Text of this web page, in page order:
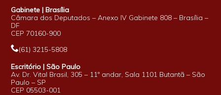
Gabinete | Brasília
Câmara dos Deputados – Anexo IV Gabinete 808 – Brasília –
DF
CEP 70160-900
(61) 3215-5808
Escritório | São Paulo
Av. Dr. Vital Brasil, 305 – 11º andar, Sala 1101 Butantã – São
Paulo – SP
CEP 05503-001